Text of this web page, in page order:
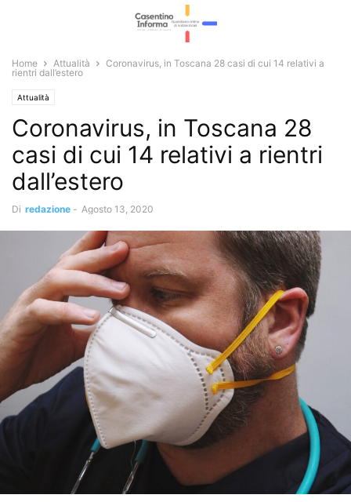
Home Attualità
Coronavirus, in Toscana 28 casi di cui 14 relativi a
rientri dall’estero
Attualità
Coronavirus, in Toscana 28
casi di cui 14 relativi a rientri
dall’estero
Di redazione - Agosto 13, 2020